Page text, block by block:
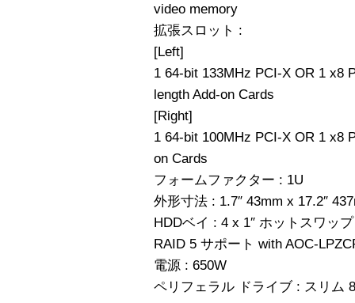
video memory
拡張スロット :
[Left]
1 64-bit 133MHz PCI-X OR 1 x8
length Add-on Cards
[Right]
1 64-bit 100MHz PCI-X OR 1 x8
on Cards
フォームファクター : 1U
外形寸法 : 1.7″ 43mm x 17.2″
HDDベイ : 4 x 1″ ホットスワッ
RAID 5 サポート with AOC-
電源 : 650W
ペリフェラル ドライブ : スリム